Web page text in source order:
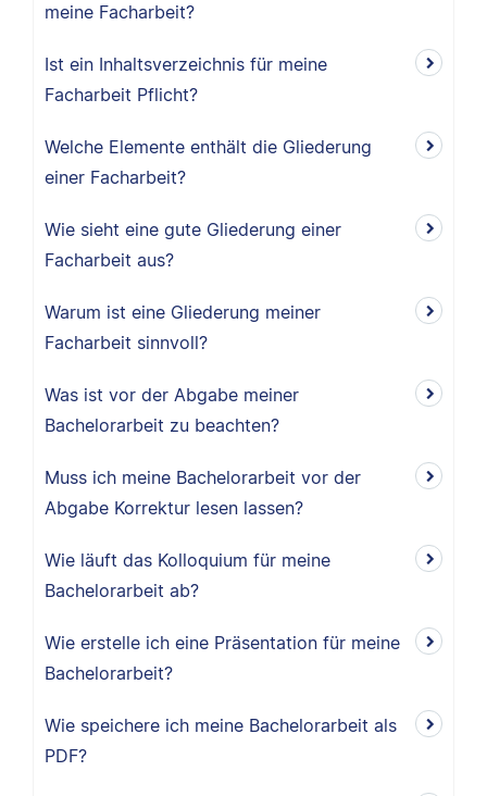
meine Facharbeit?
Ist ein Inhaltsverzeichnis für meine
Facharbeit Pflicht?
Welche Elemente enthält die Gliederung
einer Facharbeit?
Wie sieht eine gute Gliederung einer
Facharbeit aus?
Warum ist eine Gliederung meiner
Facharbeit sinnvoll?
Was ist vor der Abgabe meiner
Bachelorarbeit zu beachten?
Muss ich meine Bachelorarbeit vor der
Abgabe Korrektur lesen lassen?
Wie läuft das Kolloquium für meine
Bachelorarbeit ab?
Wie erstelle ich eine Präsentation für meine
Bachelorarbeit?
Wie speichere ich meine Bachelorarbeit als
PDF?